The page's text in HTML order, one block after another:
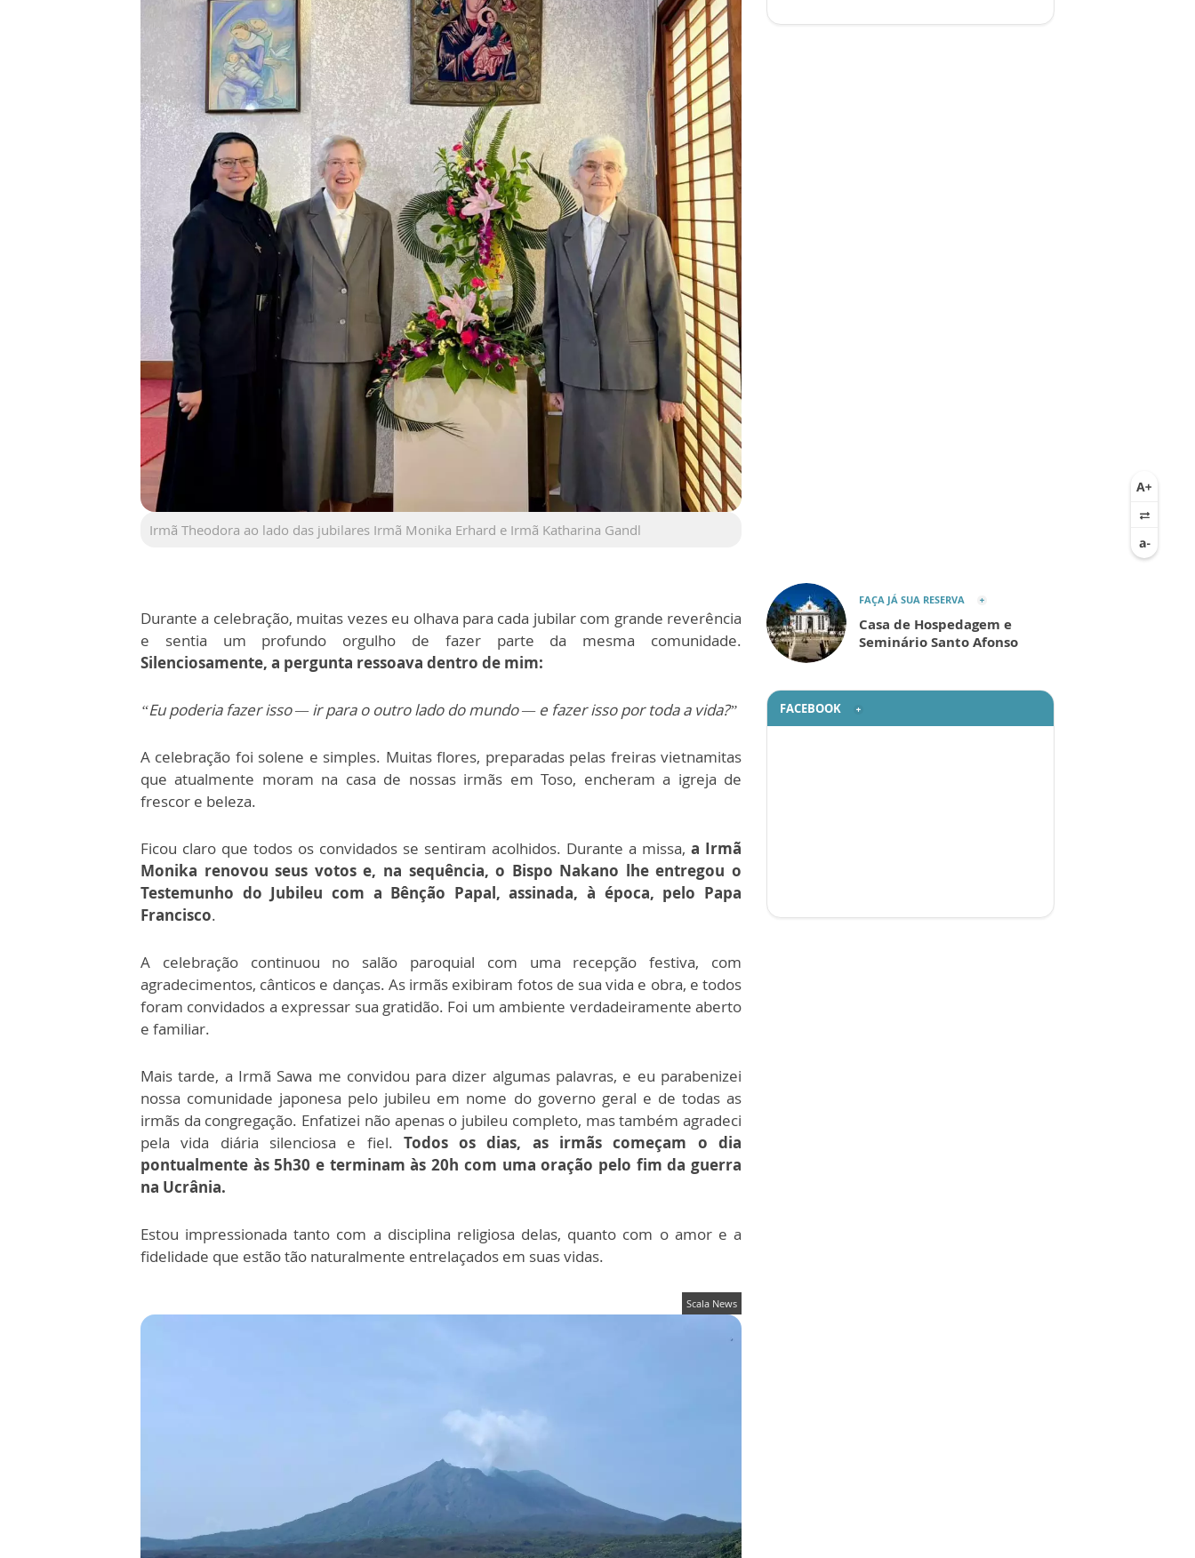
Irmã Theodora ao lado das jubilares Irmã Monika Erhard e Irmã Katharina Gandl
Durante a celebração, muitas vezes eu olhava para cada jubilar com grande reverência
e sentia um profundo orgulho de fazer parte da mesma comunidade.
Silenciosamente, a pergunta ressoava dentro de mim:
“Eu poderia fazer isso — ir para o outro lado do mundo — e fazer isso por toda a vida?”
A celebração foi solene e simples. Muitas flores, preparadas pelas freiras vietnamitas
que atualmente moram na casa de nossas irmãs em Toso, encheram a igreja de
frescor e beleza.
Ficou claro que todos os convidados se sentiram acolhidos. Durante a missa, a Irmã
Monika renovou seus votos e, na sequência, o Bispo Nakano lhe entregou o
Testemunho do Jubileu com a Bênção Papal, assinada, à época, pelo Papa
Francisco.
A celebração continuou no salão paroquial com uma recepção festiva, com
agradecimentos, cânticos e danças. As irmãs exibiram fotos de sua vida e obra, e todos
foram convidados a expressar sua gratidão. Foi um ambiente verdadeiramente aberto
e familiar.
Mais tarde, a Irmã Sawa me convidou para dizer algumas palavras, e eu parabenizei
nossa comunidade japonesa pelo jubileu em nome do governo geral e de todas as
irmãs da congregação. Enfatizei não apenas o jubileu completo, mas também agradeci
pela vida diária silenciosa e fiel. Todos os dias, as irmãs começam o dia
pontualmente às 5h30 e terminam às 20h com uma oração pelo fim da guerra
na Ucrânia.
Estou impressionada tanto com a disciplina religiosa delas, quanto com o amor e a
fidelidade que estão tão naturalmente entrelaçados em suas vidas.
Scala News
FAÇA JÁ SUA RESERVA
Casa de Hospedagem e
Seminário Santo Afonso
FACEBOOK